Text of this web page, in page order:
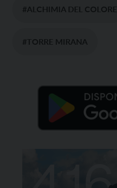
#ALCHIMIA DEL COLORE
#TORRE MIRANA